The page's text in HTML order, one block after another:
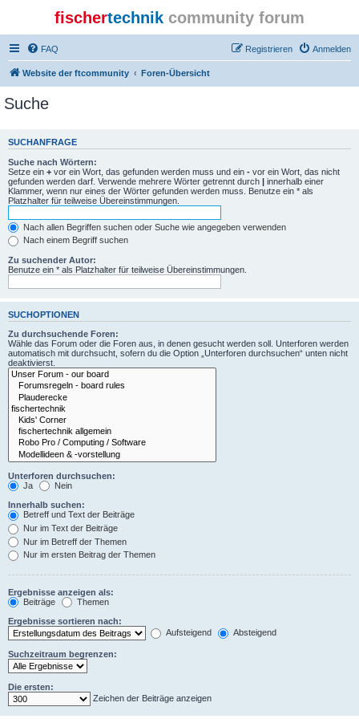
fischertechnik community forum
FAQ Anmelden
Registrieren
Website der ftcommunity Foren-Übersicht
Suche
SUCHANFRAGE
Suche nach Wörtern:
Setze ein + vor ein Wort, das gefunden werden muss und ein - vor ein Wort, das nicht
gefunden werden darf. Verwende mehrere Wörter getrennt durch | innerhalb einer
Klammer, wenn nur eines der Wörter gefunden werden muss. Benutze ein * als
Platzhalter für teilweise Übereinstimmungen.
Nach allen Begriffen suchen oder Suche wie angegeben verwenden
Nach einem Begriff suchen
Zu suchender Autor:
Benutze ein * als Platzhalter für teilweise Übereinstimmungen.
SUCHOPTIONEN
Zu durchsuchende Foren:
Wähle das Forum oder die Foren aus, in denen gesucht werden soll. Unterforen werden
automatisch mit durchsucht, sofern du die Option „Unterforen durchsuchen“ unten nicht
deaktivierst.
Unterforen durchsuchen:
Ja
Nein
Innerhalb suchen:
Betreff und Text der Beiträge
Nur im Text der Beiträge
Nur im Betreff der Themen
Nur im ersten Beitrag der Themen
Ergebnisse anzeigen als:
Beiträge
Themen
Ergebnisse sortieren nach:
Aufsteigend
Absteigend
Suchzeitraum begrenzen:
Die ersten:
Zeichen der Beiträge anzeigen